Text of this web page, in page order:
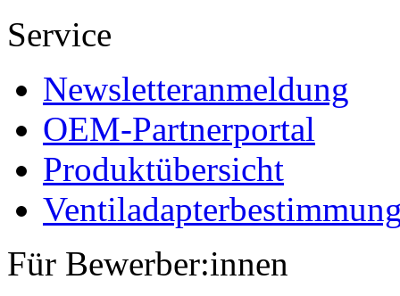
Service
Newsletteranmeldung
OEM-Partnerportal
Produktübersicht
Für Bewerber:innen